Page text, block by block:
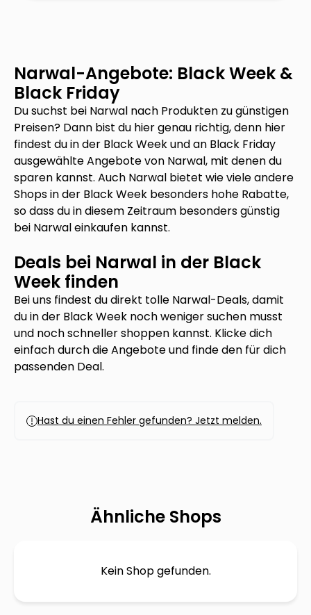
Narwal-Angebote: Black Week &
Black Friday
Du suchst bei Narwal nach Produkten zu günstigen
Preisen? Dann bist du hier genau richtig, denn hier
findest du in der Black Week und an Black Friday
ausgewählte Angebote von Narwal, mit denen du
sparen kannst. Auch Narwal bietet wie viele andere
Shops in der Black Week besonders hohe Rabatte,
so dass du in diesem Zeitraum besonders günstig
bei Narwaleinkaufen kannst.
Deals bei Narwal in der Black
Week finden
Bei uns findest du direkt tolle Narwal-Deals, damit
du in der Black Week noch weniger suchen musst
und noch schneller shoppen kannst. Klicke dich
einfach durch die Angebote und finde den für dich
passenden Deal.
Hast du einen Fehler gefunden? Jetzt melden.
Ähnliche Shops
Kein Shop gefunden.